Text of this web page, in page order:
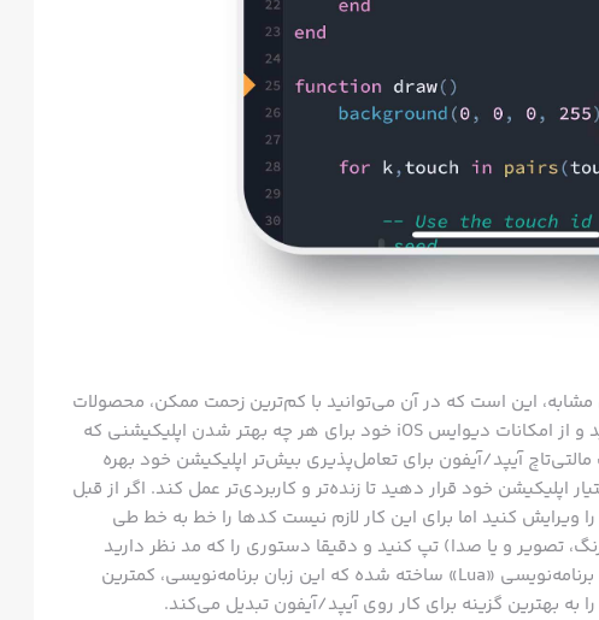
مشابه، این است که در آن می‌توانید با کم‌ترین زحمت ممکن، محصولات
نرم‌افزاری با قابلیت تعامل توسط کاربر خلق کنید و از امکانات دیوایس iOS خود برای هر چه بهتر شدن اپلیکیشنی که
مالتی‌تاچ آیپد/آیفون برای تعامل‌پذیری بیش‌تر اپلیکیشن خود بهره
اپلیکیشن خود قرار دهید تا زنده‌تر و کاربردی‌تر عمل کند. اگر از قبل
ویرایش کنید اما برای این کار لازم نیست کدها را خط به خط طی
تصویر و یا صدا) تپ کنید و دقیقا دستوری را که مد نظر دارید
جایگزین و اجرا کنید. این اپلیکیشن بر پایه زبان برنامه‌نویسی «Lua» ساخته شده که این زبان برنامه‌نویسی، کمترین
به بهترین گزینه برای کار روی آیپد/آیفون تبدیل می‌کند.